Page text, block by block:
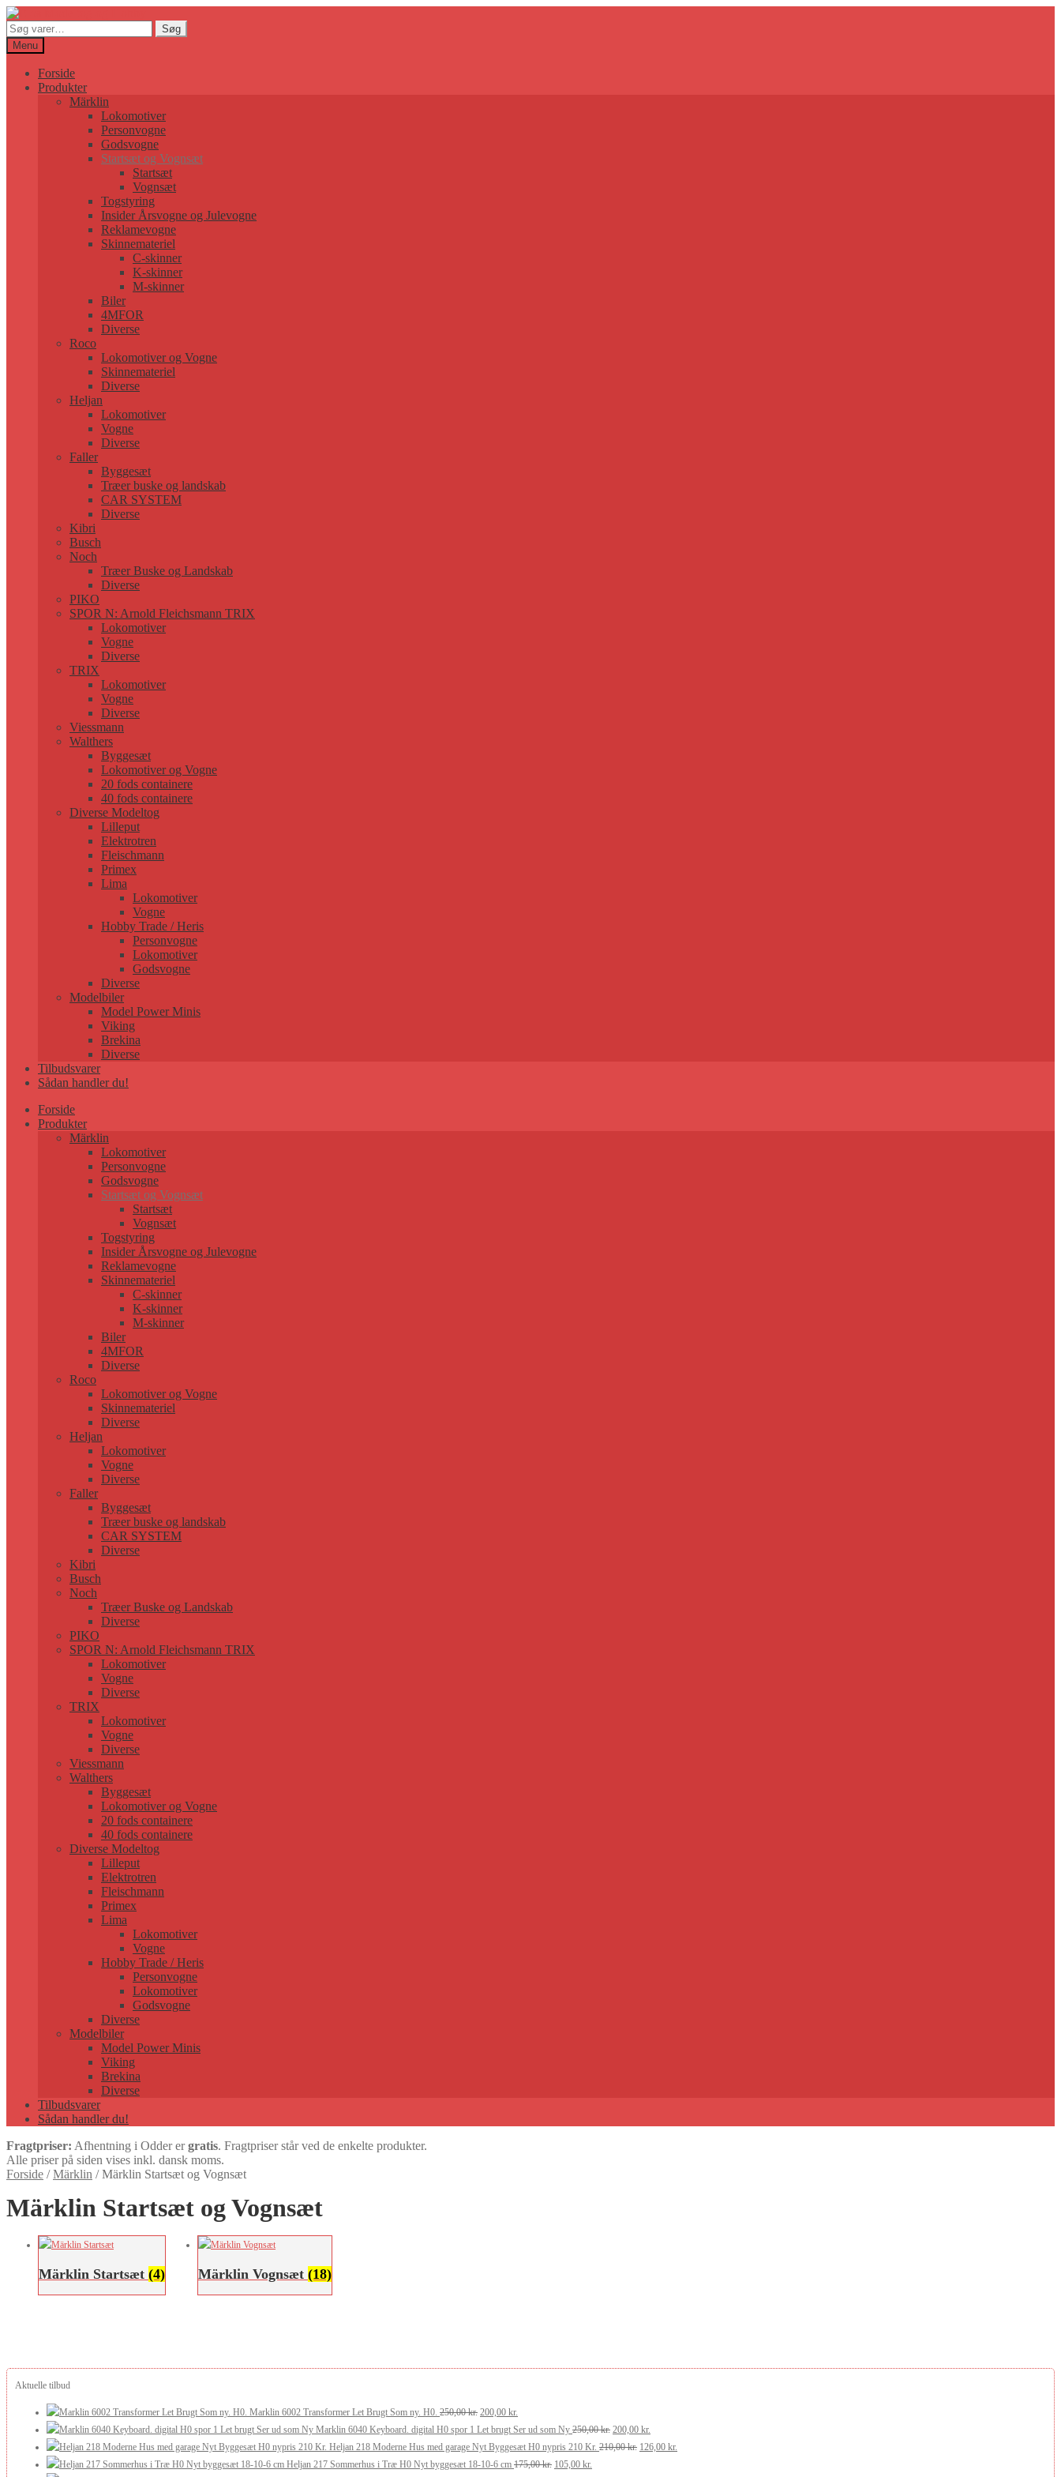
Søg
efter:
Søg
Menu
Forside
Produkter
Märklin
Lokomotiver
Personvogne
Godsvogne
Startsæt og Vognsæt
Startsæt
Vognsæt
Togstyring
Insider Årsvogne og Julevogne
Reklamevogne
Skinnemateriel
C-skinner
K-skinner
M-skinner
Biler
4MFOR
Diverse
Roco
Lokomotiver og Vogne
Skinnemateriel
Diverse
Heljan
Lokomotiver
Vogne
Diverse
Faller
Byggesæt
Træer buske og landskab
CAR SYSTEM
Diverse
Kibri
Busch
Noch
Træer Buske og Landskab
Diverse
PIKO
SPOR N: Arnold Fleichsmann TRIX
Lokomotiver
Vogne
Diverse
TRIX
Lokomotiver
Vogne
Diverse
Viessmann
Walthers
Byggesæt
Lokomotiver og Vogne
20 fods containere
40 fods containere
Diverse Modeltog
Lilleput
Elektrotren
Fleischmann
Primex
Lima
Lokomotiver
Vogne
Hobby Trade / Heris
Personvogne
Lokomotiver
Godsvogne
Diverse
Modelbiler
Model Power Minis
Viking
Brekina
Diverse
Tilbudsvarer
Sådan handler du!
Forside
Produkter
Märklin
Lokomotiver
Personvogne
Godsvogne
Startsæt og Vognsæt
Startsæt
Vognsæt
Togstyring
Insider Årsvogne og Julevogne
Reklamevogne
Skinnemateriel
C-skinner
K-skinner
M-skinner
Biler
4MFOR
Diverse
Roco
Lokomotiver og Vogne
Skinnemateriel
Diverse
Heljan
Lokomotiver
Vogne
Diverse
Faller
Byggesæt
Træer buske og landskab
CAR SYSTEM
Diverse
Kibri
Busch
Noch
Træer Buske og Landskab
Diverse
PIKO
SPOR N: Arnold Fleichsmann TRIX
Lokomotiver
Vogne
Diverse
TRIX
Lokomotiver
Vogne
Diverse
Viessmann
Walthers
Byggesæt
Lokomotiver og Vogne
20 fods containere
40 fods containere
Diverse Modeltog
Lilleput
Elektrotren
Fleischmann
Primex
Lima
Lokomotiver
Vogne
Hobby Trade / Heris
Personvogne
Lokomotiver
Godsvogne
Diverse
Modelbiler
Model Power Minis
Viking
Brekina
Diverse
Tilbudsvarer
Sådan handler du!
Fragtpriser: Afhentning i Odder ergratis. Fragtpriser står ved de enkelte produkter.
Alle priser på siden vises inkl. dansk moms.
Forside /Märklin /Märklin Startsæt og Vognsæt
Märklin Startsæt og Vognsæt
Märklin Startsæt (4) Märklin Vognsæt (18)
Aktuelle tilbud
Marklin 6002 Transformer Let Brugt Som ny. H0. 250,00kr. Den
oprindelige
pris
var:
200,00 kr.
aktuelle
pris
er:
Marklin 6040 Keyboard. digital H0 spor 1 Let brugt Ser ud som Ny 250,00kr. Den
oprindelige
200,00 kr.
aktuelle
Heljan 218 Moderne Hus med garage Nyt Byggesæt H0 nypris 210 Kr. 210,00kr. Den
126,00 kr.
Heljan 217 Sommerhus i Træ H0 Nyt byggesæt 18-10-6 cm 175,00kr. Den
105,00 kr.